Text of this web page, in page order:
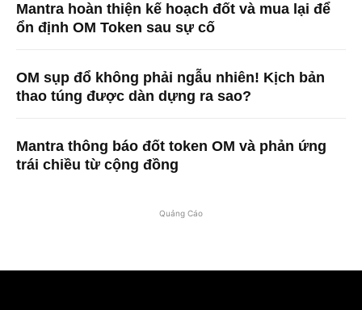
Mantra hoàn thiện kế hoạch đốt và mua lại để
ổn định OM Token sau sự cố
OM sụp đổ không phải ngẫu nhiên! Kịch bản
thao túng được dàn dựng ra sao?
Mantra thông báo đốt token OM và phản ứng
trái chiều từ cộng đồng
Quảng Cáo